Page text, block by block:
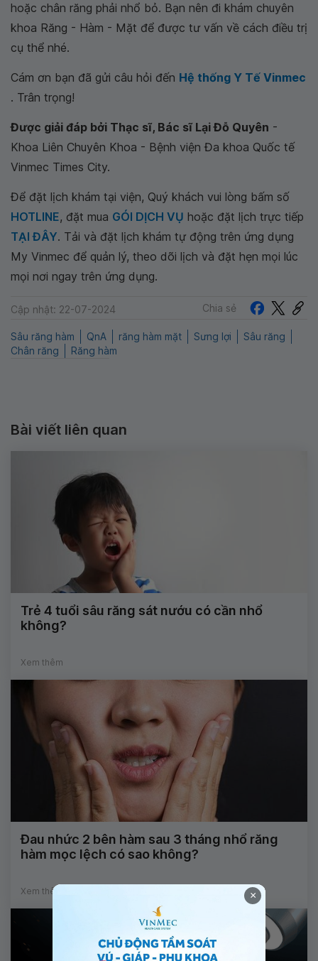
hoặc chân răng phải nhổ bỏ. Bạn nên đi khám chuyên
khoa Răng - Hàm - Mặt để được tư vấn về cách điều trị
cụ thể nhé.
Cám ơn bạn đã gửi câu hỏi đến Hệ thống Y Tế Vinmec
. Trân trọng!
Được giải đáp bởi Thạc sĩ, Bác sĩ Lại Đỗ Quyên -
Khoa Liên Chuyên Khoa - Bệnh viện Đa khoa Quốc tế
Vinmec Times City.
Để đặt lịch khám tại viện, Quý khách vui lòng bấm số
HOTLINE, đặt mua GÓI DỊCH VỤ hoặc đặt lịch trực tiếp
TẠI ĐÂY. Tải và đặt lịch khám tự động trên ứng dụng
My Vinmec để quản lý, theo dõi lịch và đặt hẹn mọi lúc
mọi nơi ngay trên ứng dụng.
Cập nhật: 22-07-2024 Chia sẻ
Sâu răng hàm QnA răng hàm mặt Sưng lợi
Sâu răng
Chân răng
Răng hàm
Bài viết liên quan
Trẻ 4 tuổi sâu răng sát nướu có cần nhổ
không?
Xem thêm
Đau nhức 2 bên hàm sau 3 tháng nhổ răng
hàm mọc lệch có sao không?
Xem thêm ×